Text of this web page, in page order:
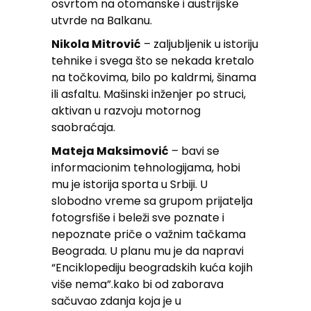
osvrtom na otomanske i austrijske
utvrde na Balkanu.
Nikola Mitrović – zaljubljenik u istoriju
tehnike i svega što se nekada kretalo
na točkovima, bilo po kaldrmi, šinama
ili asfaltu. Mašinski inženjer po struci,
aktivan u razvoju motornog
saobraćaja.
Mateja Maksimović – bavi se
informacionim tehnologijama, hobi
mu je istorija sporta u Srbiji. U
slobodno vreme sa grupom prijatelja
fotogrsfiše i beleži sve poznate i
nepoznate priče o važnim tačkama
Beograda. U planu mu je da napravi
“Enciklopediju beogradskih kuća kojih
više nema”.kako bi od zaborava
sačuvao zdanja koja je u